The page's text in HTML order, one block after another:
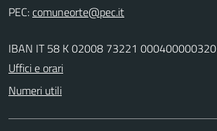
PEC:
IBAN IT 58 K 02008 73221 000400000320
Uffici e orari
Numeri utili